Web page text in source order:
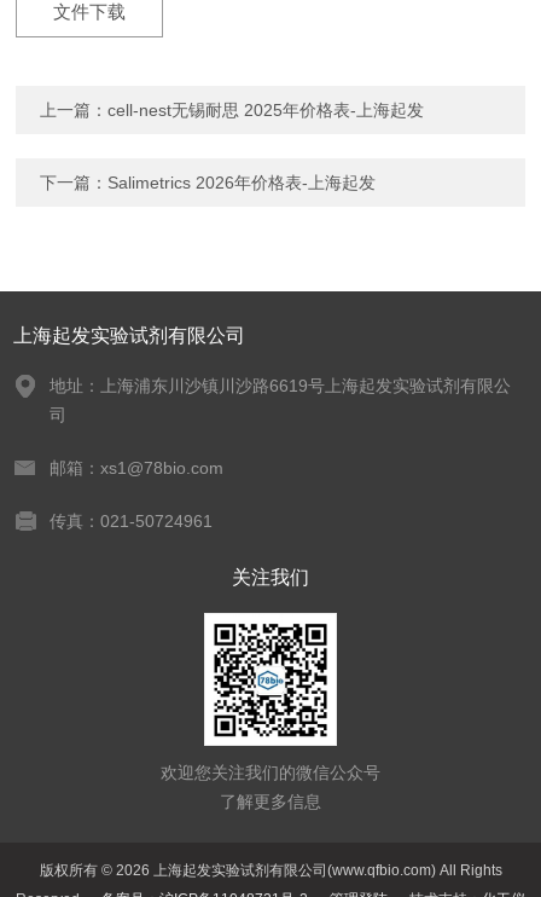
文件下载
上一篇：cell-nest无锡耐思 2025年价格表-上海起发
下一篇： Salimetrics 2026年价格表-上海起发
上海起发实验试剂有限公司
地址：上海浦东川沙镇川沙路6619号上海起发实验试剂有限公
司
邮箱：xs1@78bio.com
传真：021-50724961
关注我们
欢迎您关注我们的微信公众号
了解更多信息
版权所有 © 2026 上海起发实验试剂有限公司(www.qfbio.com) All Rights